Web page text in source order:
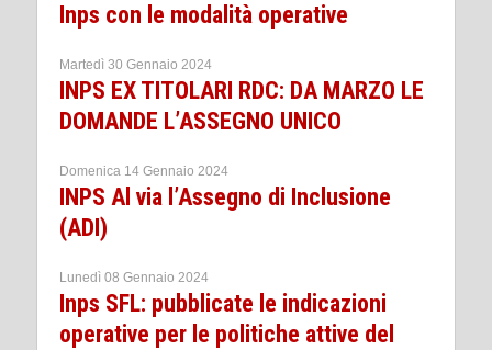
Inps con le modalità operative
Martedì 30 Gennaio 2024
INPS EX TITOLARI RDC: DA MARZO LE
DOMANDE L’ASSEGNO UNICO
Domenica 14 Gennaio 2024
INPS Al via l’Assegno di Inclusione
(ADI)
Lunedì 08 Gennaio 2024
Inps SFL: pubblicate le indicazioni
operative per le politiche attive del